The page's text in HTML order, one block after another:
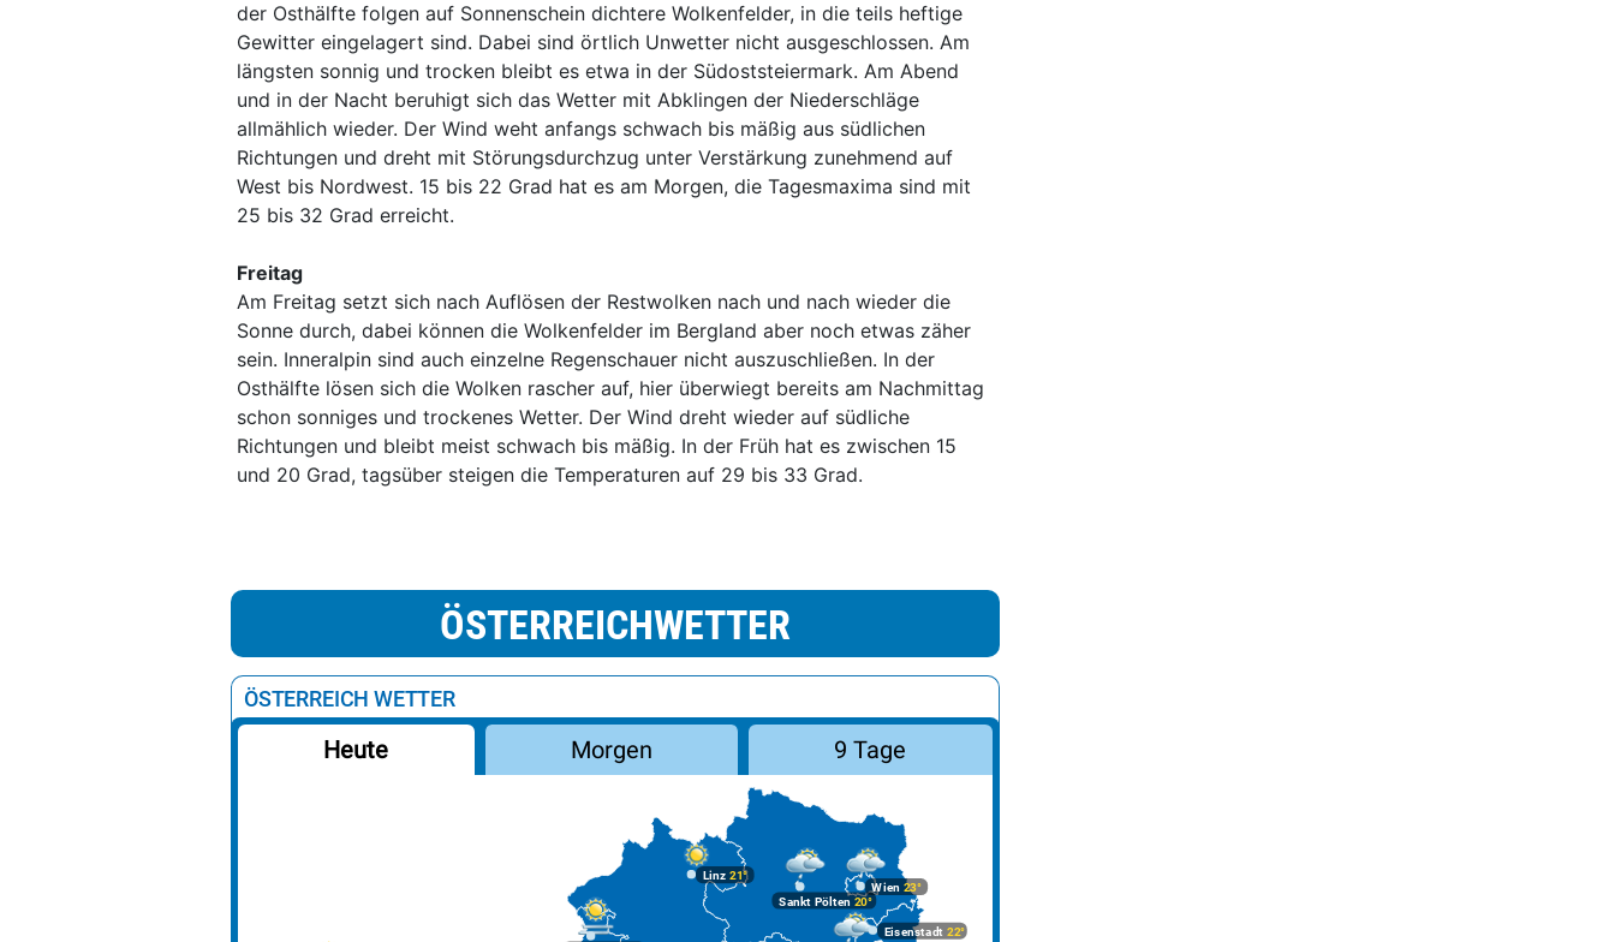
der Osthälfte folgen auf Sonnenschein dichtere Wolkenfelder, in die teils heftige
Gewitter eingelagert sind. Dabei sind örtlich Unwetter nicht ausgeschlossen. Am
längsten sonnig und trocken bleibt es etwa in der Südoststeiermark. Am Abend
und in der Nacht beruhigt sich das Wetter mit Abklingen der Niederschläge
allmählich wieder. Der Wind weht anfangs schwach bis mäßig aus südlichen
Richtungen und dreht mit Störungsdurchzug unter Verstärkung zunehmend auf
West bis Nordwest. 15 bis 22 Grad hat es am Morgen, die Tagesmaxima sind mit
25 bis 32 Grad erreicht.
Freitag
Am Freitag setzt sich nach Auflösen der Restwolken nach und nach wieder die
Sonne durch, dabei können die Wolkenfelder im Bergland aber noch etwas zäher
sein. Inneralpin sind auch einzelne Regenschauer nicht auszuschließen. In der
Osthälfte lösen sich die Wolken rascher auf, hier überwiegt bereits am Nachmittag
schon sonniges und trockenes Wetter. Der Wind dreht wieder auf südliche
Richtungen und bleibt meist schwach bis mäßig. In der Früh hat es zwischen 15
und 20 Grad, tagsüber steigen die Temperaturen auf 29 bis 33 Grad.
ÖSTERREICHWETTER
ÖSTERREICH WETTER
Heute Morgen 9 Tage
Linz 21°
Wien 23°
Eisenstadt 22°
Sankt Pölten 20°